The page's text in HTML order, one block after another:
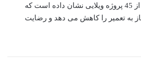
تا ظاهر و ایمنی حفاظ در بلندمدت حفظ شود و تجربه نصب در بیش از 45 پروژه ویلایی نشان داده است که
به تعمیر را کاهش می دهد و رضایت